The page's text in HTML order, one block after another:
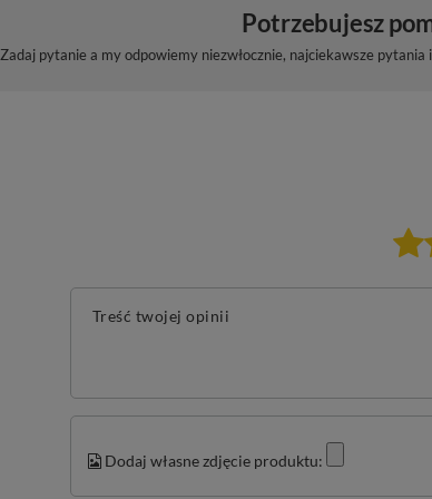
Potrzebujesz
Zadaj pytanie a my odpowiemy niezwłocznie, najciekawsze pytania
Treść twojej opinii
Dodaj własne zdjęcie produktu: